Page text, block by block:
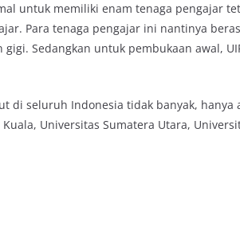
untuk memiliki enam tenaga pengajar
Para tenaga pengajar ini nantinya
Sedangkan untuk pembukaan awal,
di seluruh Indonesia tidak banyak, hanya
Universitas Sumatera Utara,